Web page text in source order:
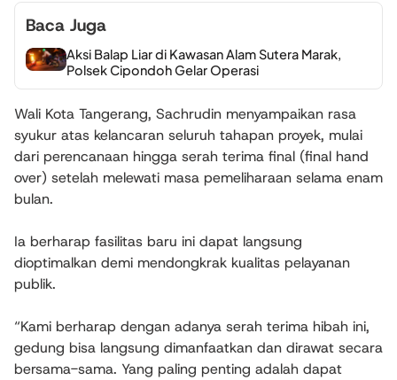
Baca Juga
Aksi Balap Liar di Kawasan Alam Sutera Marak,
Polsek Cipondoh Gelar Operasi
Wali Kota Tangerang, Sachrudin menyampaikan rasa
syukur atas kelancaran seluruh tahapan proyek, mulai
dari perencanaan hingga serah terima final (final hand
over) setelah melewati masa pemeliharaan selama enam
bulan.
Ia berharap fasilitas baru ini dapat langsung
dioptimalkan demi mendongkrak kualitas pelayanan
publik.
“Kami berharap dengan adanya serah terima hibah ini,
gedung bisa langsung dimanfaatkan dan dirawat secara
bersama-sama. Yang paling penting adalah dapat